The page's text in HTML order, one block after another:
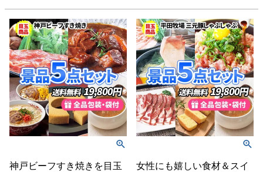
神戸ビーフすき焼きを目玉
女性にも嬉しい食材＆スイ